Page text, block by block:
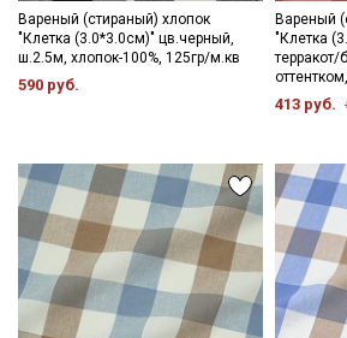
Вареный (стираный) хлопок
"Клетка (3.0*3.0см)" цв.черный,
ш.2.5м, хлопок-100%, 125гр/м.кв
590 руб.
Вареный
"Клетка
413 руб.